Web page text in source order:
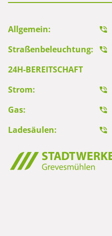
Allgemein:
Straßenbeleuchtung:
24H-BEREITSCHAFT
Strom:
Gas:
Ladesäulen: